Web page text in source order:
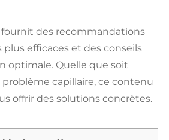
des recommandations
plus efficaces et des conseils
optimale. Quelle que soit
problème capillaire, ce contenu
offrir des solutions concrètes.